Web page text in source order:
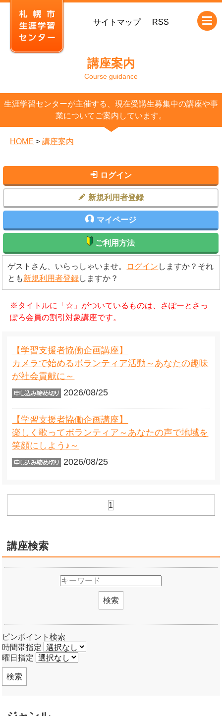
サイトマップ RSS
講座案内
Course guidance
生涯学習センターが主催する、現在受講生募集中の講座や事
業についてご案内しています。
HOME > 講座案内
ゲストさん、いらっしゃいませ。 ログイン しますか？それ
とも新規利用者登録しますか？
※タイトルに「☆」がついているものは、さぽーとさっ
ぽろ会員の割引対象講座です。
【学習支援者協働企画講座】
カメラで始めるボランティア活動～あなたの趣味
が社会貢献に～
2026/08/25
【学習支援者協働企画講座】
楽しく歌ってボランティア～あなたの声で地域を
笑顔にしよう♪～
2026/08/25
1
ログイン
新規利用者登録
マイページ
ご利用方法
講座検索
検索
ピンポイント検索
時間帯指定
曜日指定
検索